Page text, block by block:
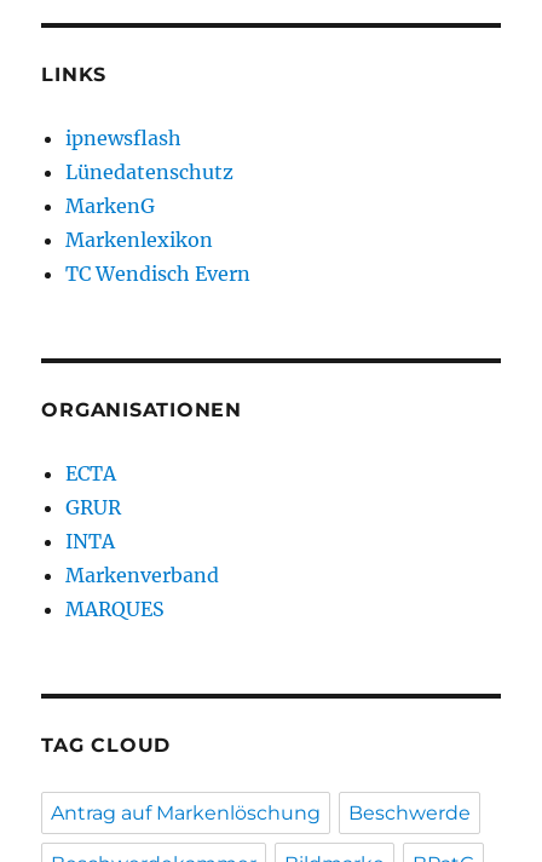
LINKS
ipnewsflash
Lünedatenschutz
MarkenG
Markenlexikon
TC Wendisch Evern
ORGANISATIONEN
ECTA
GRUR
INTA
Markenverband
MARQUES
TAG CLOUD
Antrag auf Markenlöschung Beschwerde